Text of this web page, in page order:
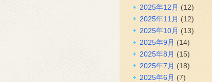
2025年12月 (12)
2025年11月 (12)
2025年10月 (13)
2025年9月 (14)
2025年8月 (15)
2025年7月 (18)
2025年6月 (7)